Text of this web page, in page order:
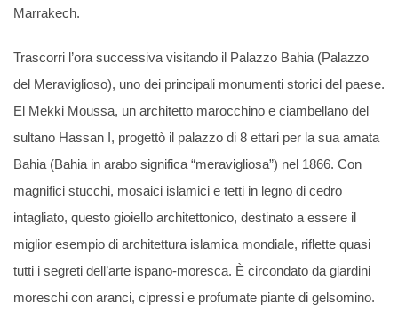
Marrakech.
Trascorri l’ora successiva visitando il Palazzo Bahia (Palazzo
del Meraviglioso), uno dei principali monumenti storici del paese.
El Mekki Moussa, un architetto marocchino e ciambellano del
sultano Hassan I, progettò il palazzo di 8 ettari per la sua amata
Bahia (Bahia in arabo significa “meravigliosa”) nel 1866. Con
magnifici stucchi, mosaici islamici e tetti in legno di cedro
intagliato, questo gioiello architettonico, destinato a essere il
miglior esempio di architettura islamica mondiale, riflette quasi
tutti i segreti dell’arte ispano-moresca. È circondato da giardini
moreschi con aranci, cipressi e profumate piante di gelsomino.